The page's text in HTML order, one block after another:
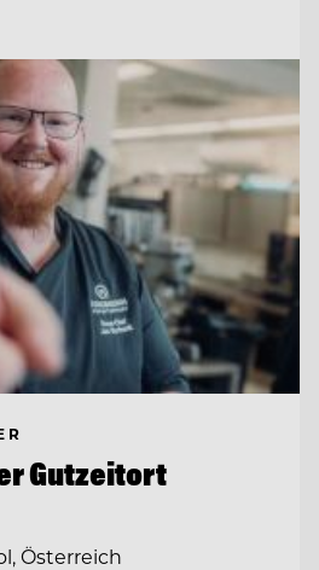
Gutzeitort
Österreich